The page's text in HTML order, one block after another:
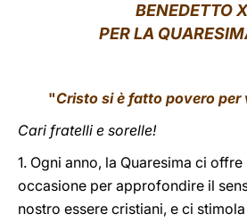
BENEDETTO
PER LA
"Cristo si è fatto povero per
Cari fratelli e sorelle!
1. Ogni anno, la Quaresima ci
occasione per approfondire il
nostro essere cristiani, e ci